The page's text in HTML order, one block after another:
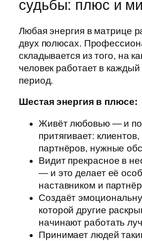
судьбы: плюс и
Любая энергия в матрице
двух полюсах.
складывается из того, на
человек работает в каждый
период.
Шестая энергия в плюсе:
Живёт любовью — и
притягивает:
партнёров, нужные
Видит прекрасное в
— и это делает её
наставником и
Создаёт
которой другие
начинают работать
Принимает людей